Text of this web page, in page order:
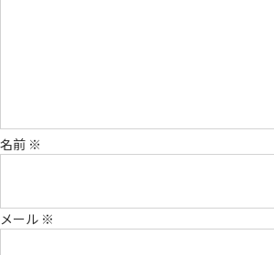
名前 ※
メール ※